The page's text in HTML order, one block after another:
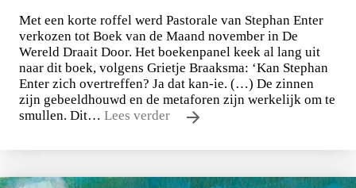
Met een korte roffel werd Pastorale van Stephan Enter
verkozen tot Boek van de Maand november in De
Wereld Draait Door. Het boekenpanel keek al lang uit
naar dit boek, volgens Grietje Braaksma: ‘Kan Stephan
Enter zich overtreffen? Ja dat kan-ie. (…) De zinnen
zijn gebeeldhouwd en de metaforen zijn werkelijk om te
smullen. Dit… Lees verder